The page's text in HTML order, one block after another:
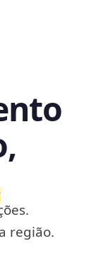
região.